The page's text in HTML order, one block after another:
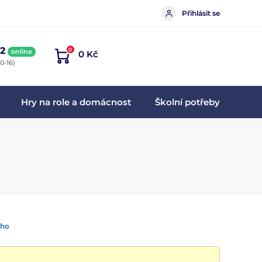
Přihlásit se
online
16)
0 0 Kč
Hry na role a domácnost Školní potřeby